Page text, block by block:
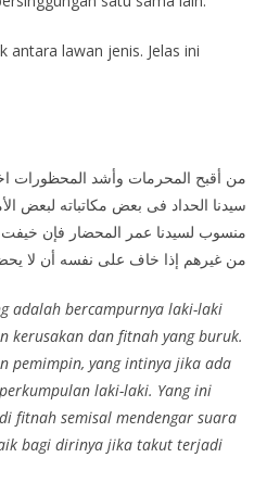
antara lawan jenis. Jelas ini
من أقبح المحرمات وأشد المحظورات
سيدنا الحداد فى بعض مكاتباته لبعض
منسوب لسيدنا عمر المحضار فإن
من غيرهم إذا خاف على نفسه أن لا
adalah bercampurnya laki-laki
kerusakan dan fitnah yang buruk.
pemimpin, yang intinya jika ada
laki-laki. Yang ini
fitnah semisal mendengar suara
bagi dirinya jika takut terjadi